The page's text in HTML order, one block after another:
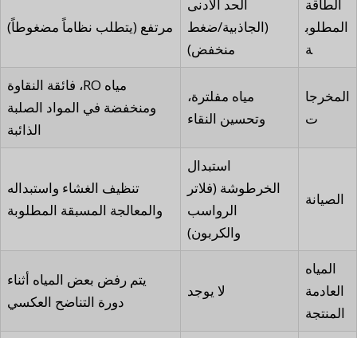
الطاقة
المطلوب
ة
الحد الأدنى
(الجاذبية/ضغط
منخفض)
مرتفع (يتطلب نظاماً مضغوطاً)
المخرجا
ت
مياه مفلترة،
وتحسين النقاء
مياه RO، فائقة النقاوة
ومنخفضة في المواد الصلبة
الذائبة
الصيانة
استبدال
الخرطوشة (فلاتر
الرواسب
والكربون)
تنظيف الغشاء واستبداله
والمعالجة المسبقة المطلوبة
المياه
العادمة
المنتجة
لا يوجد
يتم رفض بعض المياه أثناء
دورة التناضح العكسي